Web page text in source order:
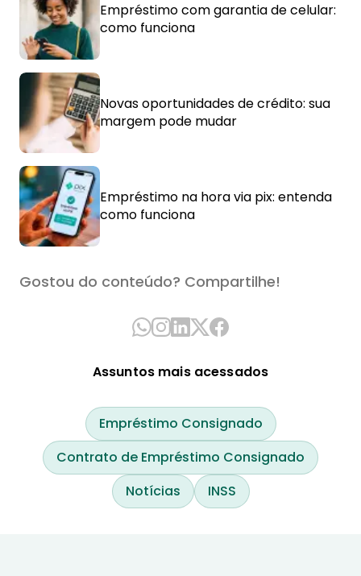
Empréstimo com garantia de celular:
como funciona
Novas oportunidades de crédito: sua
margem pode mudar
Empréstimo na hora via pix: entenda
como funciona
Gostou do conteúdo? Compartilhe!
Assuntos mais acessados
Empréstimo Consignado
Contrato de Empréstimo Consignado
Notícias
INSS